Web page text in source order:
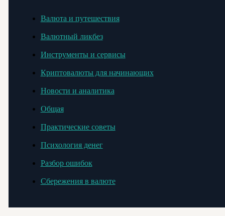
Валюта и путешествия
Валютный ликбез
Инструменты и сервисы
Криптовалюты для начинающих
Новости и аналитика
Общая
Практические советы
Психология денег
Разбор ошибок
Сбережения в валюте